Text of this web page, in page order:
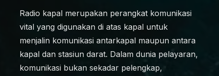
Radio kapal merupakan perangkat komunikasi
vital yang digunakan di atas kapal untuk
menjalin komunikasi antarkapal maupun antara
kapal dan stasiun darat. Dalam dunia pelayaran,
komunikasi bukan sekadar pelengkap,